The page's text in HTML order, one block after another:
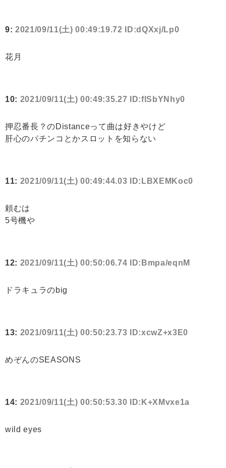
9: 2021/09/11(土) 00:49:19.72 ID:dQXxj/Lp0
花月
10: 2021/09/11(土) 00:49:35.27 ID:flSbYNhy0
押忍番長？のDistanceって曲は好きやけど
肝心のパチンコとかスロットを知らない
11: 2021/09/11(土) 00:49:44.03 ID:LBXEMKoc0
頼むは
5号機や
12: 2021/09/11(土) 00:50:06.74 ID:Bmpa/eqnM
ドラキュラのbig
13: 2021/09/11(土) 00:50:23.73 ID:xcwZ+x3E0
めぞんのSEASONS
14: 2021/09/11(土) 00:50:53.30 ID:K+XMvxe1a
wild eyes